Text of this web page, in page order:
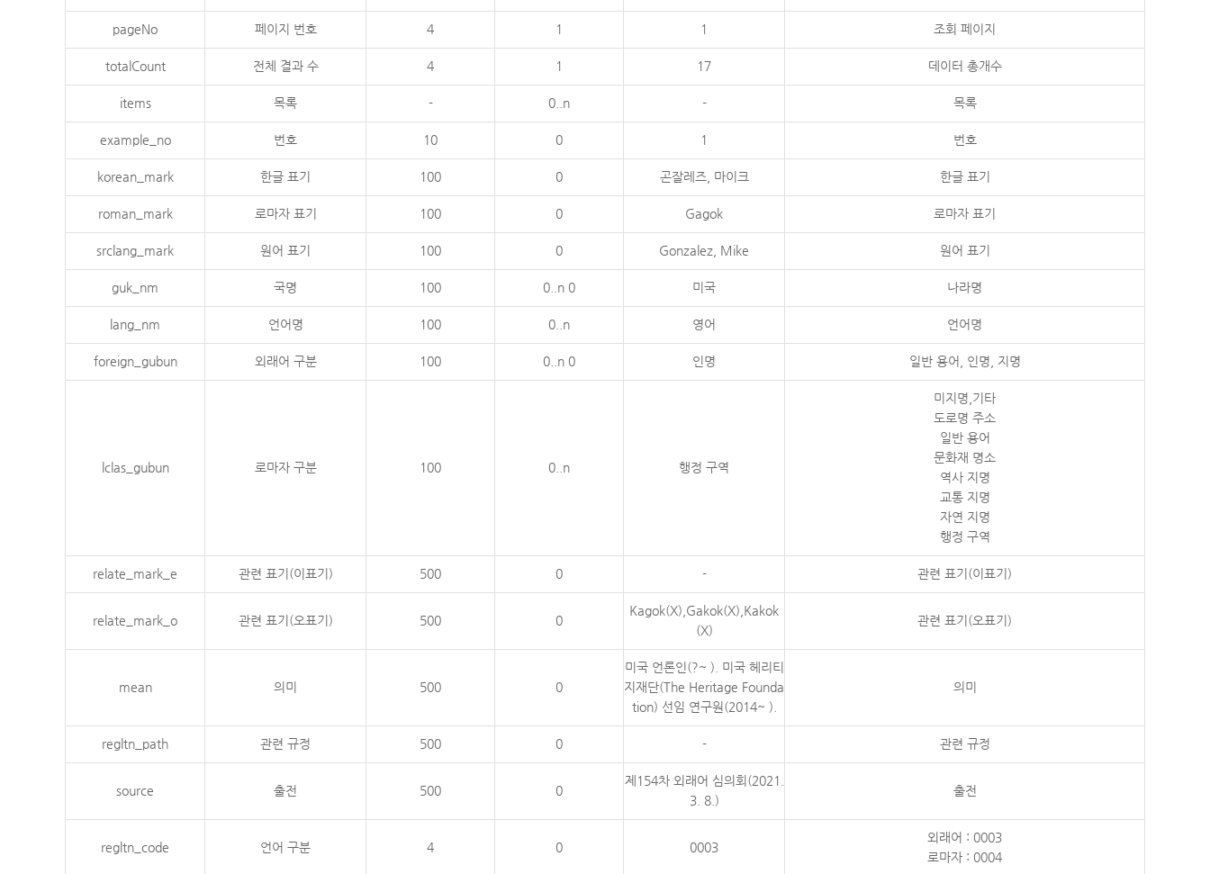
pageNo 페이지 번호 4 1 1 조회 페이지
totalCount 전체 결과 수 4 1 17 데이터 총개수
items 목록 - 0..n - 목록
example_no 번호 10 0 1 번호
korean_mark 한글 표기 100 0 곤잘레즈, 마이크 한글 표기
roman_mark 로마자 표기 100 0 Gagok 로마자 표기
srclang_mark 원어 표기 100 0 Gonzalez, Mike 원어 표기
guk_nm 국명 100 0..n 0 미국 나라명
lang_nm 언어명 100 0..n 영어 언어명
foreign_gubun 외래어 구분 100 0..n 0 인명 일반 용어, 인명, 지명
lclas_gubun 로마자 구분 100 0..n 행정 구역
미지명,기타
도로명 주소
일반 용어
문화재 명소
역사 지명
교통 지명
자연 지명
행정 구역
relate_mark_e 관련 표기(이표기) 500 0 - 관련 표기(이표기)
relate_mark_o 관련 표기(오표기) 500 0
Kagok(X),Gakok(X),Kakok
(X)
관련 표기(오표기)
mean 의미 500 0
미국 언론인(?~ ). 미국 헤리티
지재단(The Heritage Founda
tion) 선임 연구원(2014~ ).
의미
regltn_path 관련 규정 500 0 - 관련 규정
source 출전 500 0
제154차 외래어 심의회(2021.
3. 8.)
출전
regltn_code 언어 구분 4 0 0003
외래어 : 0003
로마자 : 0004